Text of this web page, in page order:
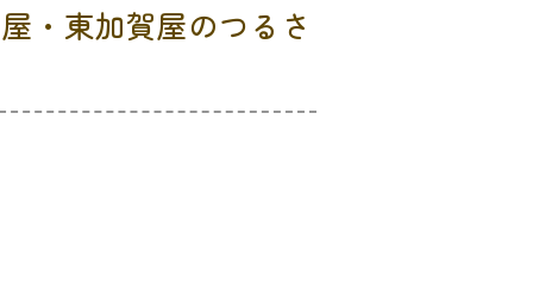
・東加賀屋のつるさ